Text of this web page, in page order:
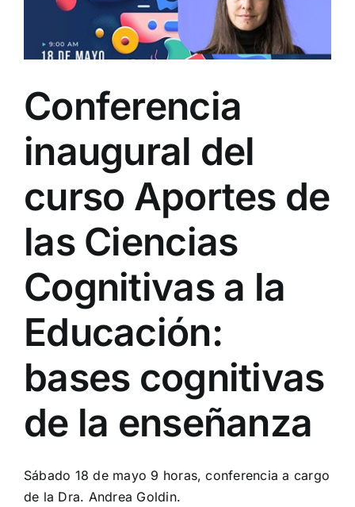
Conferencia
inaugural del
curso Aportes de
las Ciencias
Cognitivas a la
Educación:
bases cognitivas
de la enseñanza
Sábado 18 de mayo 9 horas, conferencia a cargo
de la Dra. Andrea Goldin.